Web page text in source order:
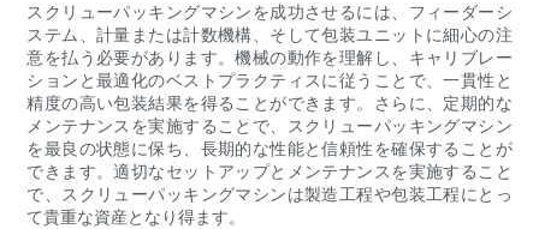
スクリューパッキングマシンを成功させるには、フィーダーシ
ステム、計量または計数機構、そして包装ユニットに細心の注
意を払う必要があります。機械の動作を理解し、キャリブレー
ションと最適化のベストプラクティスに従うことで、一貫性と
精度の高い包装結果を得ることができます。さらに、定期的な
メンテナンスを実施することで、スクリューパッキングマシン
を最良の状態に保ち、長期的な性能と信頼性を確保することが
できます。適切なセットアップとメンテナンスを実施すること
で、スクリューパッキングマシンは製造工程や包装工程にとっ
て貴重な資産となり得ます。